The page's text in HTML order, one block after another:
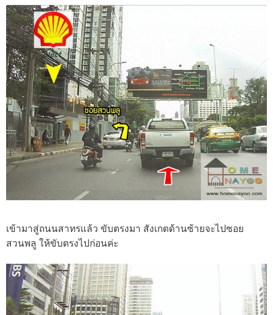
เข้ามาสู่ถนนสาทรแล้ว ขับตรงมา สังเกตด้านซ้ายจะไปซอย
สวนพลู ให้ขับตรงไปก่อนค่ะ